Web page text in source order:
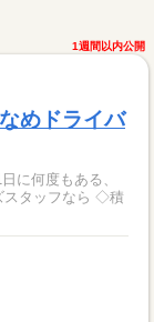
1週間以内公開
めドライバ